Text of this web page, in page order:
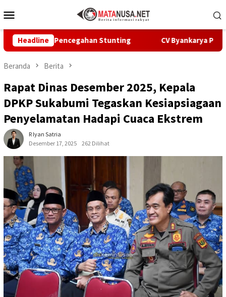
ke
Mobile
Headline
Pencegahan Stunting CV Byankarya Pastikan
Beranda Berita
Rapat Dinas Desember 2025, Kepala
DPKP Sukabumi Tegaskan Kesiapsiagaan
Penyelamatan Hadapi Cuaca Ekstrem
R Iyan Satria
Desember 17, 2025
262 Dilihat